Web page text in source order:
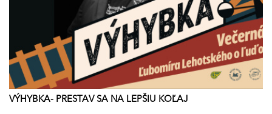
VÝHYBKA- PRESTAV SA NA LEPŠIU KOĽAJ